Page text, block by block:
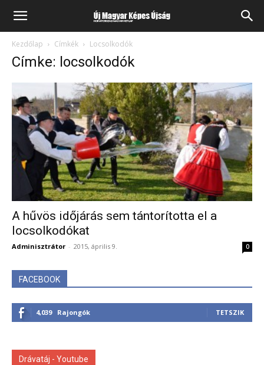
Kezdőlap Címkék Locsolkodók
Címke: locsolkodók
A hűvös időjárás sem tántorította el a
locsolkodókat
Adminisztrátor - 2015, április 9. 0
FACEBOOK
4,039 Rajongók TETSZIK
Drávatáj - Youtube